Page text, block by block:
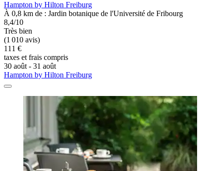
Hampton by Hilton Freiburg
À 0,8 km de : Jardin botanique de l'Université de Fribourg
8,4/10
Très bien
(1 010 avis)
111 €
taxes et frais compris
30 août - 31 août
Hampton by Hilton Freiburg